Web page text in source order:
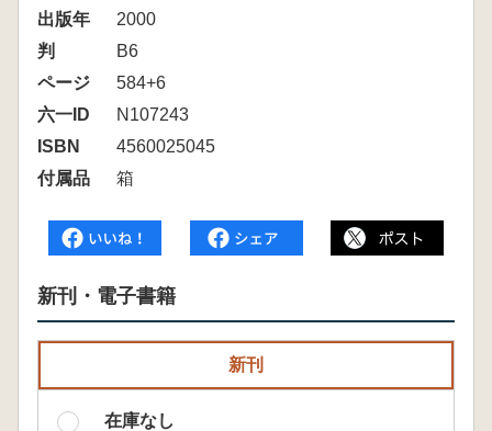
出版年
2000
判
B6
ページ
584+6
六一ID
N107243
ISBN
4560025045
付属品
箱
新刊・電子書籍
新刊
在庫なし